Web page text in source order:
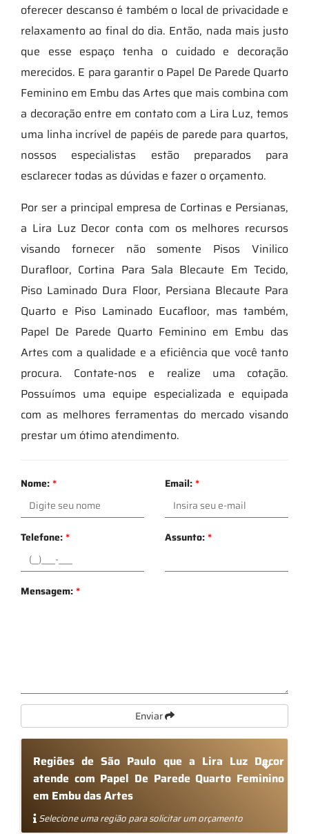
oferecer descanso é também o local de privacidade e
relaxamento ao final do dia. Então, nada mais justo
que esse espaço tenha o cuidado e decoração
merecidos. E para garantir o Papel De Parede Quarto
Feminino em Embu das Artes que mais combina com
a decoração entre em contato com a Lira Luz, temos
uma linha incrível de papéis de parede para quartos,
nossos especialistas estão preparados para
esclarecer todas as dúvidas e fazer o orçamento.
Por ser a principal empresa de Cortinas e Persianas,
a Lira Luz Decor conta com os melhores recursos
visando fornecer não somente Pisos Vinilico
Durafloor, Cortina Para Sala Blecaute Em Tecido,
Piso Laminado Dura Floor, Persiana Blecaute Para
Quarto e Piso Laminado Eucafloor, mas também,
Papel De Parede Quarto Feminino em Embu das
Artes com a qualidade e a eficiência que você tanto
procura. Contate-nos e realize uma cotação.
Possuímos uma equipe especializada e equipada
com as melhores ferramentas do mercado visando
prestar um ótimo atendimento.
Nome:* Email:*
Telefone:* Assunto:*
Mensagem:*
Enviar
Regiões de São Paulo que a Lira Luz Decor
atende com Papel De Parede Quarto Feminino
em Embu das Artes
Selecione uma região para solicitar um orçamento